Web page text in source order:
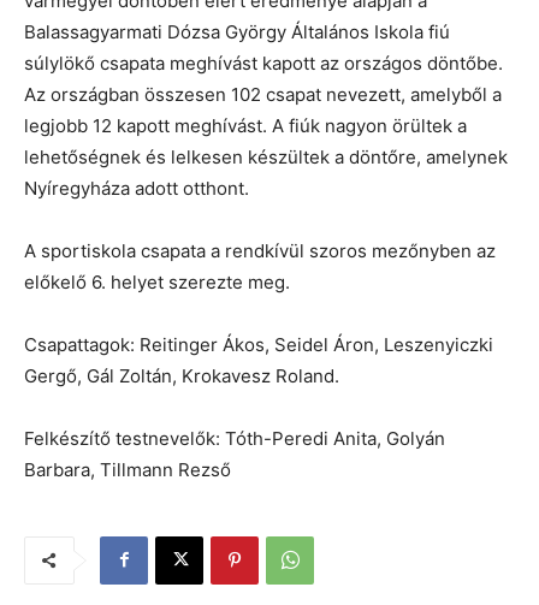
Balassagyarmati Dózsa György Általános Iskola fiú
súlylökő csapata meghívást kapott az országos döntőbe.
Az országban összesen 102 csapat nevezett, amelyből a
legjobb 12 kapott meghívást. A fiúk nagyon örültek a
lehetőségnek és lelkesen készültek a döntőre, amelynek
Nyíregyháza adott otthont.
A sportiskola csapata a rendkívül szoros mezőnyben az
előkelő 6. helyet szerezte meg.
Csapattagok: Reitinger Ákos, Seidel Áron, Leszenyiczki
Gergő, Gál Zoltán, Krokavesz Roland.
Felkészítő testnevelők: Tóth-Peredi Anita, Golyán
Barbara, Tillmann Rezső